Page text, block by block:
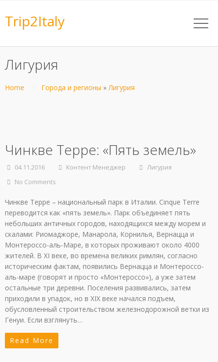
Trip2Italy
Лигурия
Home Города и регионы »Лигурия
Чинкве Терре: «Пять земель»
04.11.2016 Контент Менеджер
Лигурия
No Comments
Чинкве Терре – национальный парк в Италии. Cinque Terre
переводится как «пять земель». Парк объединяет пять
небольших античных городов, находящихся между морем и
скалами: Риомаджоре, Манарола, Корнилья, Вернацца и
Монтероссо-аль-Маре, в которых проживают около 4000
жителей. В ХI веке, во времена великих римлян, согласно
историческим фактам, появились Вернацца и Монтероссо-
аль-маре (говорят и просто «Монтероссо»), а уже затем
остальные три деревни. Поселения развивались, затем
приходили в упадок, но в XIX веке начался подъем,
обусловленный строительством железнодорожной ветки из
Генуи. Если взглянуть…
Read More